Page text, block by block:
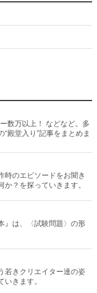
数万以上！ などなど。多
殿堂入り”記事をまとめま
時のエピソードをお聞き
？を探っていきます。
』は、〈試験問題〉の形
若きクリエイター達の姿
きます。